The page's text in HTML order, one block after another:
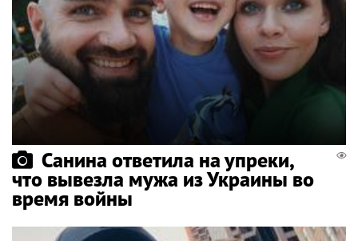
Санина ответила на упреки,
что вывезла мужа из Украины во
время войны